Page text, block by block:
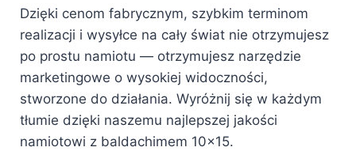
Dzięki cenom fabrycznym, szybkim terminom
realizacji i wysyłce na cały świat nie otrzymujesz
po prostu namiotu — otrzymujesz narzędzie
marketingowe o wysokiej widoczności,
stworzone do działania. Wyróżnij się w każdym
tłumie dzięki naszemu najlepszej jakości
namiotowi z baldachimem 10×15.